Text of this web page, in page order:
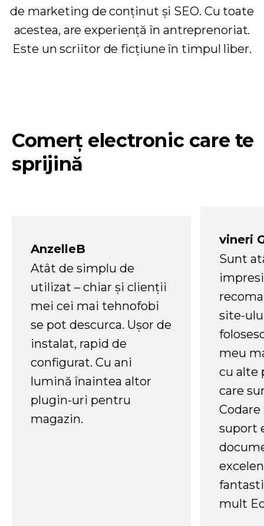
de marketing de conținut și SEO. Cu toate
acestea, are experiență în antreprenoriat.
Este un scriitor de ficțiune în timpul liber.
Comerț electronic care te
sprijină
AnzelleB
Atât de simplu de
utilizat – chiar și clienții
mei cei mai tehnofobi
se pot descurca. Ușor de
instalat, rapid de
configurat. Cu ani
lumină înaintea altor
plugin-uri pentru
magazin.
vineri
Sunt
site-
meu
cu alte
care
suport
mult